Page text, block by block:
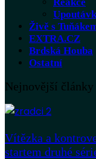
Reakce
Živě s
EXTRA.CZ
Brdská Houba
Ostatní
Nejnovější články
Vítězka a
startem druhé